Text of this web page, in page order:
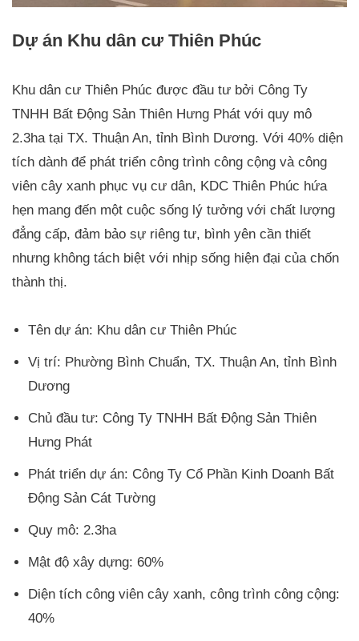
Dự án Khu dân cư Thiên Phúc
Khu dân cư Thiên Phúc được đầu tư bởi Công Ty
TNHH Bất Động Sản Thiên Hưng Phát với quy mô
2.3ha tại TX. Thuận An, tỉnh Bình Dương. Với 40% diện
tích dành để phát triển công trình công cộng và công
viên cây xanh phục vụ cư dân, KDC Thiên Phúc hứa
hẹn mang đến một cuộc sống lý tưởng với chất lượng
đẳng cấp, đảm bảo sự riêng tư, bình yên cần thiết
nhưng không tách biệt với nhịp sống hiện đại của chốn
thành thị.
Tên dự án: Khu dân cư Thiên Phúc
Vị trí: Phường Bình Chuẩn, TX. Thuận An, tỉnh Bình
Dương
Chủ đầu tư: Công Ty TNHH Bất Động Sản Thiên
Hưng Phát
Phát triển dự án: Công Ty Cổ Phần Kinh Doanh Bất
Động Sản Cát Tường
Quy mô: 2.3ha
Mật độ xây dựng: 60%
Diện tích công viên cây xanh, công trình công cộng:
40%